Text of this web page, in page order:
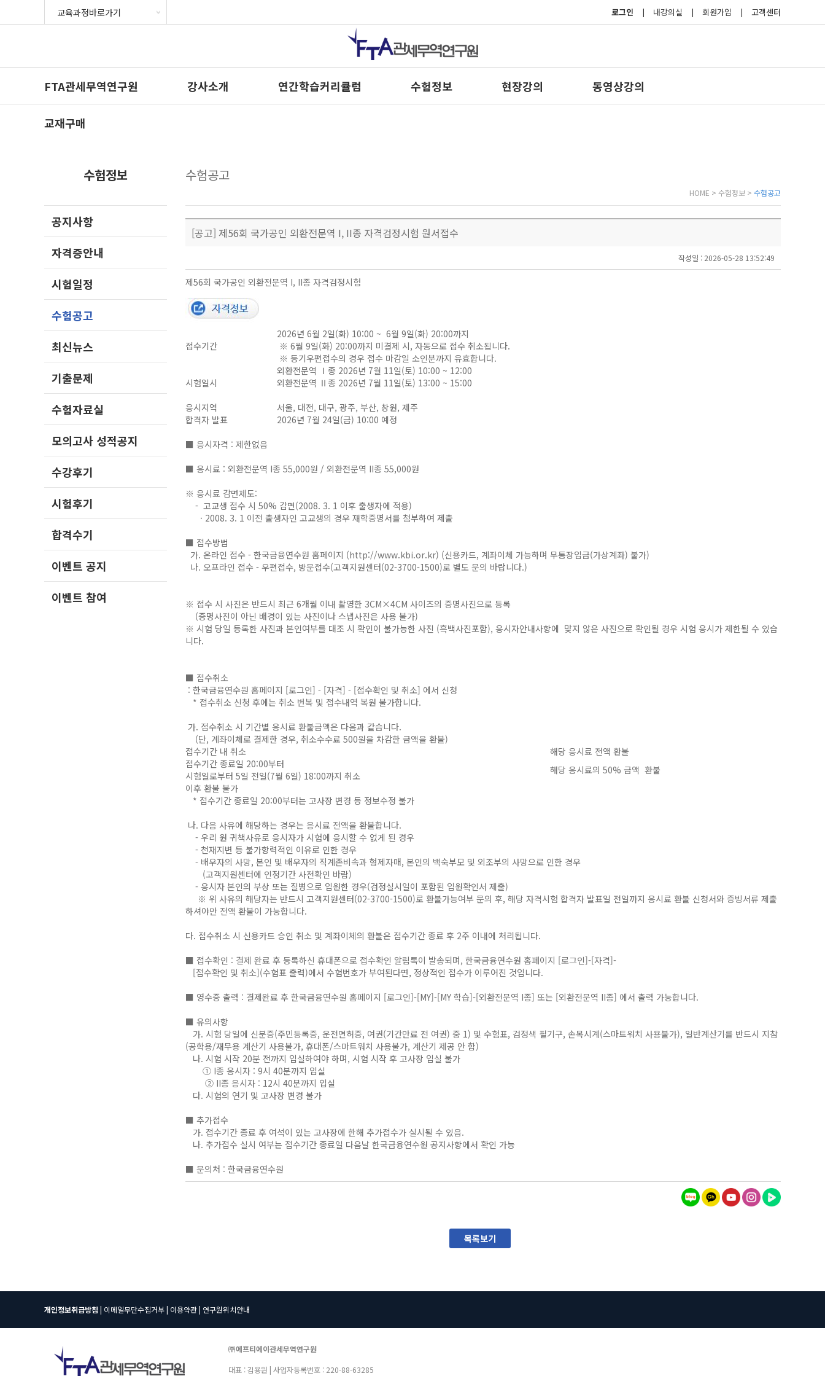
고객센터
|
회원가입
|
내강의실
|
로그인
FTA관세무역연구원 강사소개 연간학습커리큘럼 수험정보 현장강의 동영상강의
교재구매
수험정보
공지사항
자격증안내
시험일정
수험공고
최신뉴스
기출문제
수험자료실
모의고사 성적공지
수강후기
시험후기
합격수기
이벤트 공지
이벤트 참여
수험공고
HOME > 수험정보 > 수험공고
[공고] 제56회 국가공인 외환전문역 I, II종 자격검정시험 원서접수
작성일 : 2026-05-28 13:52:49
제56회 국가공인 외환전문역 I, II종 자격검정시험
접수기간
2026년 6월 2일(화) 10:00 ~ 6월 9일(화) 20:00까지
※ 6월 9일(화) 20:00까지 미결제 시, 자동으로 접수 취소됩니다.
※ 등기우편접수의 경우 접수 마감일 소인분까지 유효합니다.
시험일시
외환전문역 Ⅰ종 2026년 7월 11일(토) 10:00 ~ 12:00
외환전문역 Ⅱ종 2026년 7월 11일(토) 13:00 ~ 15:00
응시지역
서울, 대전, 대구, 광주, 부산, 창원, 제주
합격자 발표
2026년 7월 24일(금) 10:00 예정
■ 응시자격 : 제한없음
■ 응시료 : 외환전문역 I종 55,000원 / 외환전문역 II종 55,000원
※ 응시료 감면제도:
- 고교생 접수 시 50% 감면(2008. 3. 1 이후 출생자에 적용)
· 2008. 3. 1 이전 출생자인 고교생의 경우 재학증명서를 첨부하여 제출
■ 접수방법
가. 온라인 접수 - 한국금융연수원 홈페이지 (http://www.kbi.or.kr) (신용카드, 계좌이체 가능하며 무통장입금(가상계좌) 불가)
나. 오프라인 접수 - 우편접수, 방문접수(고객지원센터(02-3700-1500)로 별도 문의 바랍니다.)
※ 접수 시 사진은 반드시 최근 6개월 이내 촬영한 3CM×4CM 사이즈의 증명사진으로 등록
(증명사진이 아닌 배경이 있는 사진이나 스냅사진은 사용 불가)
※ 시험 당일 등록한 사진과 본인여부를 대조 시 확인이 불가능한 사진 (흑백사진포함), 응시자안내사항에 맞지 않은 사진으로 확인될 경우 시험 응시가 제한될 수 있습
니다.
■ 접수취소
: 한국금융연수원 홈페이지 [로그인] - [자격] - [접수확인 및 취소] 에서 신청
* 접수취소 신청 후에는 취소 번복 및 접수내역 복원 불가합니다.
가. 접수취소 시 기간별 응시료 환불금액은 다음과 같습니다.
(단, 계좌이체로 결제한 경우, 취소수수료 500원을 차감한 금액을 환불)
접수기간 내 취소
해당 응시료 전액 환불
접수기간 종료일 20:00부터
시험일로부터 5일 전일(7월 6일) 18:00까지 취소
해당 응시료의 50% 금액 환불
이후 환불 불가
* 접수기간 종료일 20:00부터는 고사장 변경 등 정보수정 불가
나. 다음 사유에 해당하는 경우는 응시료 전액을 환불합니다.
- 우리 원 귀책사유로 응시자가 시험에 응시할 수 없게 된 경우
- 천재지변 등 불가항력적인 이유로 인한 경우
- 배우자의 사망, 본인 및 배우자의 직계존비속과 형제자매, 본인의 백숙부모 및 외조부의 사망으로 인한 경우
(고객지원센터에 인정기간 사전확인 바람)
- 응시자 본인의 부상 또는 질병으로 입원한 경우(검정실시일이 포함된 입원확인서 제출)
※ 위 사유의 해당자는 반드시 고객지원센터(02-3700-1500)로 환불가능여부 문의 후, 해당 자격시험 합격자 발표일 전일까지 응시료 환불 신청서와 증빙서류 제출
하셔야만 전액 환불이 가능합니다.
다. 접수취소 시 신용카드 승인 취소 및 계좌이체의 환불은 접수기간 종료 후 2주 이내에 처리됩니다.
■ 접수확인 : 결제 완료 후 등록하신 휴대폰으로 접수확인 알림톡이 발송되며, 한국금융연수원 홈페이지 [로그인]-[자격]-
[접수확인 및 취소](수험표 출력)에서 수험번호가 부여된다면, 정상적인 접수가 이루어진 것입니다.
■ 영수증 출력 : 결제완료 후 한국금융연수원 홈페이지 [로그인]-[MY]-[MY 학습]-[외환전문역 I종] 또는 [외환전문역 II종] 에서 출력 가능합니다.
■ 유의사항
가. 시험 당일에 신분증(주민등록증, 운전면허증, 여권(기간만료 전 여권) 중 1) 및 수험표, 검정색 필기구, 손목시계(스마트워치 사용불가), 일반계산기를 반드시 지참
(공학용/재무용 계산기 사용불가, 휴대폰/스마트워치 사용불가, 계산기 제공 안 함)
나. 시험 시작 20분 전까지 입실하여야 하며, 시험 시작 후 고사장 입실 불가
① I종 응시자 : 9시 40분까지 입실
② II종 응시자 : 12시 40분까지 입실
다. 시험의 연기 및 고사장 변경 불가
■ 추가접수
가. 접수기간 종료 후 여석이 있는 고사장에 한해 추가접수가 실시될 수 있음.
나. 추가접수 실시 여부는 접수기간 종료일 다음날 한국금융연수원 공지사항에서 확인 가능
■ 문의처 : 한국금융연수원
목록보기
개인정보취급방침 | 이메일무단수집거부| 이용약관| 연구원위치안내
㈜에프티에이관세무역연구원
대표 : 김용원 | 사업자등록번호 : 220-88-63285